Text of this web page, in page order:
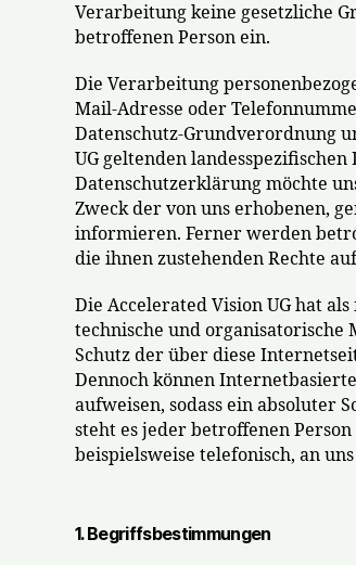
Verarbeitung keine gesetzliche
betroffenen Person ein.
Die Verarbeitung
Mail-Adresse oder
Datenschutz-Grundverordnung
UG geltenden
Datenschutzerklärung möchte
Zweck der von uns erhobenen,
informieren. Ferner werden
die ihnen zustehenden Rechte
Die Accelerated Vision UG hat
technische und organisatorische
Schutz der über diese
Dennoch können
aufweisen, sodass ein absoluter
steht es jeder betroffenen
beispielsweise telefonisch, an
1. Begriffsbestimmungen